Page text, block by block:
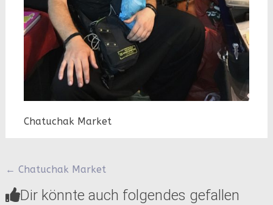
Chatuchak Market
Beitragsnavigation
← Chatuchak Market
Dir könnte auch folgendes gefallen